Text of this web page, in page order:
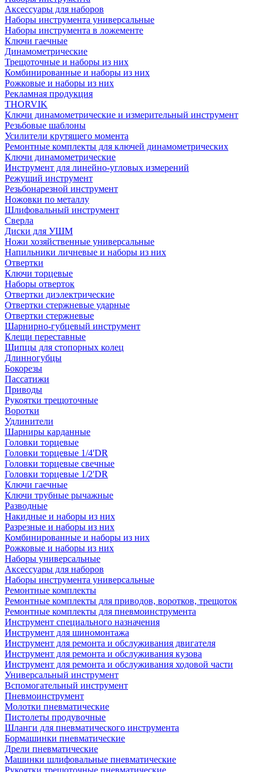
Аксессуары для наборов
Наборы инструмента универсальные
Наборы инструмента в ложементе
Ключи гаечные
Динамометрические
Трещоточные и наборы из них
Комбинированные и наборы из них
Рожковые и наборы из них
Рекламная продукция
THORVIK
Ключи динамометрические и измерительный инструмент
Резьбовые шаблоны
Усилители крутящего момента
Ремонтные комплекты для ключей динамометрических
Ключи динамометрические
Инструмент для линейно-угловых измерений
Режущий инструмент
Резьбонарезной инструмент
Ножовки по металлу
Шлифовальный инструмент
Сверла
Диски для УШМ
Ножи хозяйственные универсальные
Напильники личневые и наборы из них
Отвертки
Ключи торцевые
Наборы отверток
Отвертки диэлектрические
Отвертки стержневые ударные
Отвертки стержневые
Шарнирно-губцевый инструмент
Клещи переставные
Щипцы для стопорных колец
Длинногубцы
Бокорезы
Пассатижи
Приводы
Рукоятки трещоточные
Воротки
Удлинители
Шарниры карданные
Головки торцевые
Головки торцевые 1/4'DR
Головки торцевые свечные
Головки торцевые 1/2'DR
Ключи гаечные
Ключи трубные рычажные
Разводные
Накидные и наборы из них
Разрезные и наборы из них
Комбинированные и наборы из них
Рожковые и наборы из них
Наборы универсальные
Аксессуары для наборов
Наборы инструмента универсальные
Ремонтные комплекты
Ремонтные комплекты для приводов, воротков, трещоток
Ремонтные комплекты для пневмоинструмента
Инструмент специального назначения
Инструмент для шиномонтажа
Инструмент для ремонта и обслуживания двигателя
Инструмент для ремонта и обслуживания кузова
Инструмент для ремонта и обслуживания ходовой части
Универсальный инструмент
Вспомогательный инструмент
Пневмоинструмент
Молотки пневматические
Пистолеты продувочные
Шланги для пневматического инструмента
Бормашинки пневматические
Дрели пневматические
Машинки шлифовальные пневматические
Рукоятки трещоточные пневматические